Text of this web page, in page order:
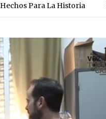
Hechos Para La Historia